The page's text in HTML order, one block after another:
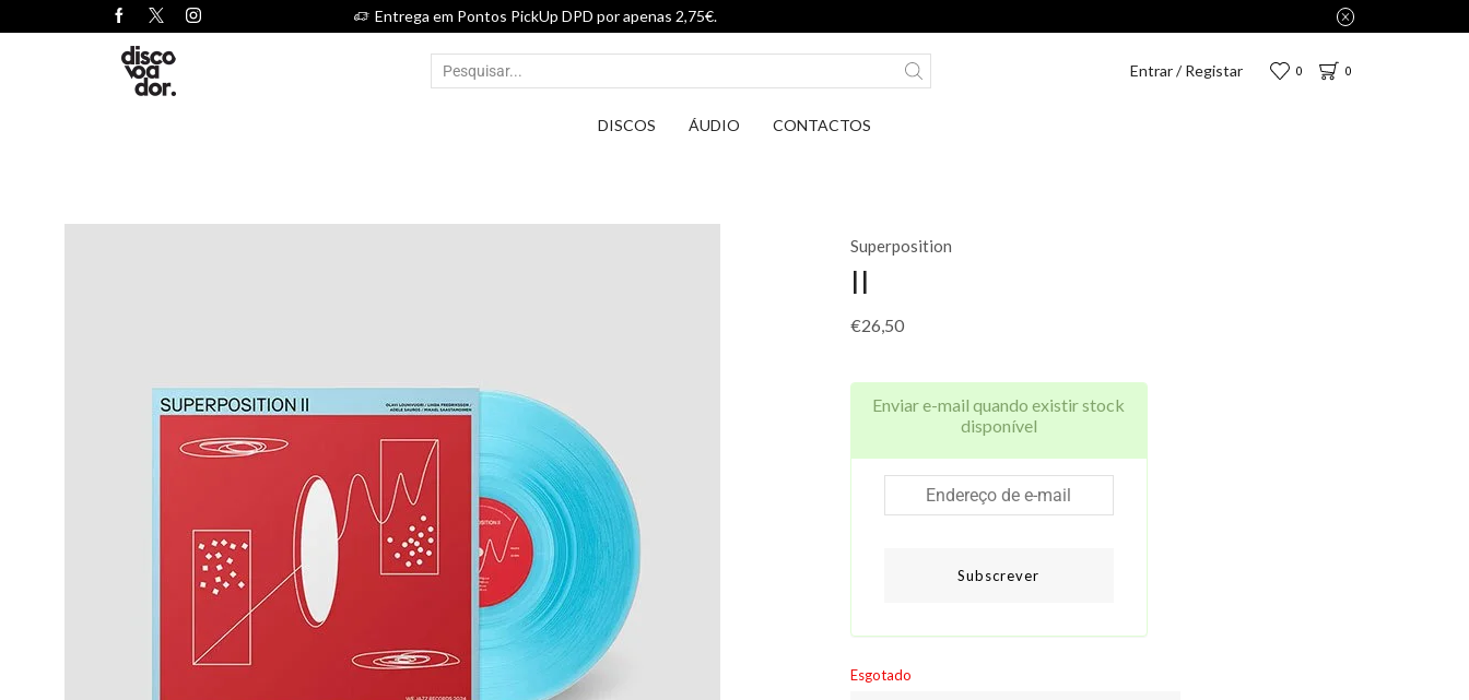
Entrar / Registar 0 0
DISCOS ÁUDIO CONTACTOS
Superposition
II
€26,50
Enviar e-mail quando existir stock
disponível
Subscrever
Esgotado